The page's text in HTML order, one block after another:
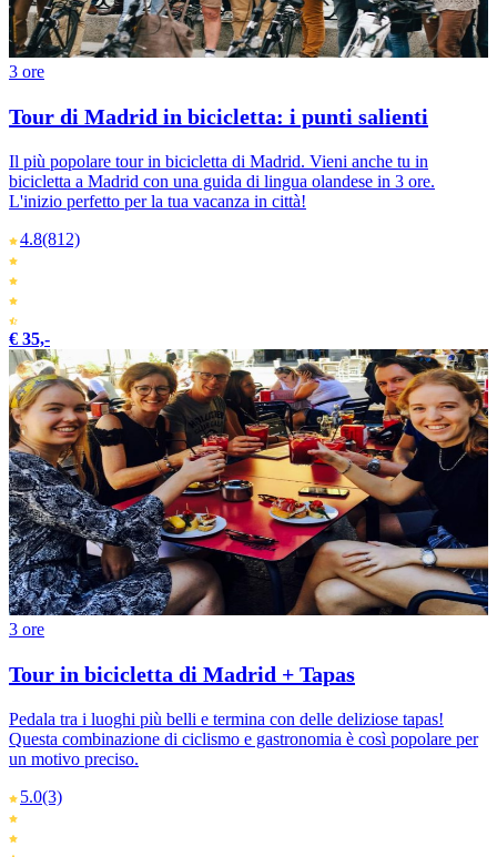
3 ore
Tour di Madrid in bicicletta: i punti salienti
Il più popolare tour in bicicletta di Madrid. Vieni anche tu in
bicicletta a Madrid con una guida di lingua olandese in 3 ore.
L'inizio perfetto per la tua vacanza in città!
4.8(812)
€ 35,-
3 ore
Tour in bicicletta di Madrid + Tapas
Pedala tra i luoghi più belli e termina con delle deliziose tapas!
Questa combinazione di ciclismo e gastronomia è così popolare per
un motivo preciso.
5.0(3)